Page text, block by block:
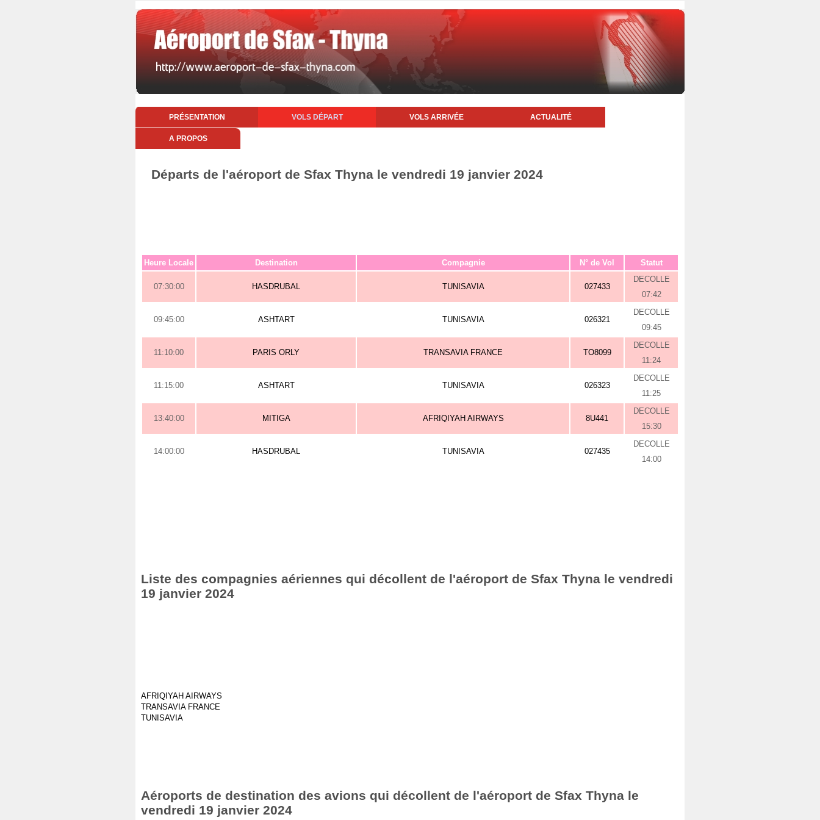
PRÉSENTATION VOLS DÉPART VOLS ARRIVÉE ACTUALITÉ
A PROPOS
Départs de l'aéroport de Sfax Thyna le vendredi 19 janvier 2024
Heure Locale Destination Compagnie N° de Vol Statut
07:30:00 HASDRUBAL TUNISAVIA 027433
DECOLLE
07:42
09:45:00 ASHTART TUNISAVIA 026321
DECOLLE
09:45
11:10:00 PARIS ORLY TRANSAVIA FRANCE TO8099
DECOLLE
11:24
11:15:00 ASHTART TUNISAVIA 026323
DECOLLE
11:25
13:40:00 MITIGA AFRIQIYAH AIRWAYS 8U441
DECOLLE
15:30
14:00:00 HASDRUBAL TUNISAVIA 027435
DECOLLE
14:00
Liste des compagnies aériennes qui décollent de l'aéroport de Sfax Thyna le vendredi
19 janvier 2024
AFRIQIYAH AIRWAYS
TRANSAVIA FRANCE
TUNISAVIA
Aéroports de destination des avions qui décollent de l'aéroport de Sfax Thyna le
vendredi 19 janvier 2024